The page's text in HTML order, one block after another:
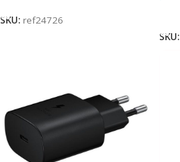
SKU: ref24726
SKU: